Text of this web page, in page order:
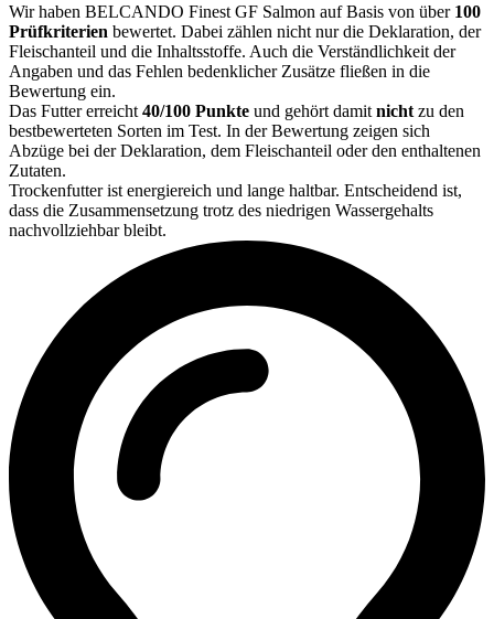
Wir haben BELCANDO Finest GF Salmon auf Basis von über 100
Prüfkriterien bewertet. Dabei zählen nicht nur die Deklaration, der
Fleischanteil und die Inhaltsstoffe. Auch die Verständlichkeit der
Angaben und das Fehlen bedenklicher Zusätze fließen in die
Bewertung ein.
Das Futter erreicht 40/100 Punkte und gehört damit nicht zu den
bestbewerteten Sorten im Test. In der Bewertung zeigen sich
Abzüge bei der Deklaration, dem Fleischanteil oder den enthaltenen
Zutaten.
Trockenfutter ist energiereich und lange haltbar. Entscheidend ist,
dass die Zusammensetzung trotz des niedrigen Wassergehalts
nachvollziehbar bleibt.